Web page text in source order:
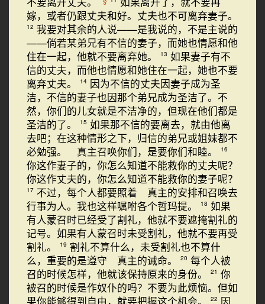
嫁，或者仍跟丈夫和好。丈夫也不可离弃妻子。
12 我要对其余的人说——是我说的，不是主说的
——倘若某弟兄有不信的妻子，而她也情愿和他
住在一起，他就不要离弃她。
13 如果妻子有不
信的丈夫，而他也情愿和她住在一起，她也不要
离弃丈夫。
14 因为不信的丈夫因妻子成为圣
洁，不信的妻子也因那个弟兄成为圣洁了。不
然，你们的儿女就是不洁净的，但现在他们都是
圣洁的了。
15 如果那不信的要离去，就由他离
去吧；在这种情形之下，归信的弟兄或姐妹都不
必勉强。 真主召唤你们，是要你们和睦。
16
你这作妻子的，你怎么知道不能救你的丈夫呢？
你这作丈夫的，你怎么知道不能救你的妻子呢？
17 不过，每个人都要照着 真主的安排和召唤去
行事为人。我也这样嘱咐各个哲玛提。
18 如果
有人蒙召时已经受了割礼，他就不要遮掩割礼的
记号。如果有人蒙召时未受割礼，他就不要再受
割礼。
19 割礼不算什么，未受割礼也不算什
么，重要的是遵守 真主的诫命。
20 每个人被
召的时候怎样，他就该保持原来的身份。
21 你
被召的时候是作奴仆的吗？不要为此烦恼。但如
果你能够得到自由，就要把握这个机会。
22 因